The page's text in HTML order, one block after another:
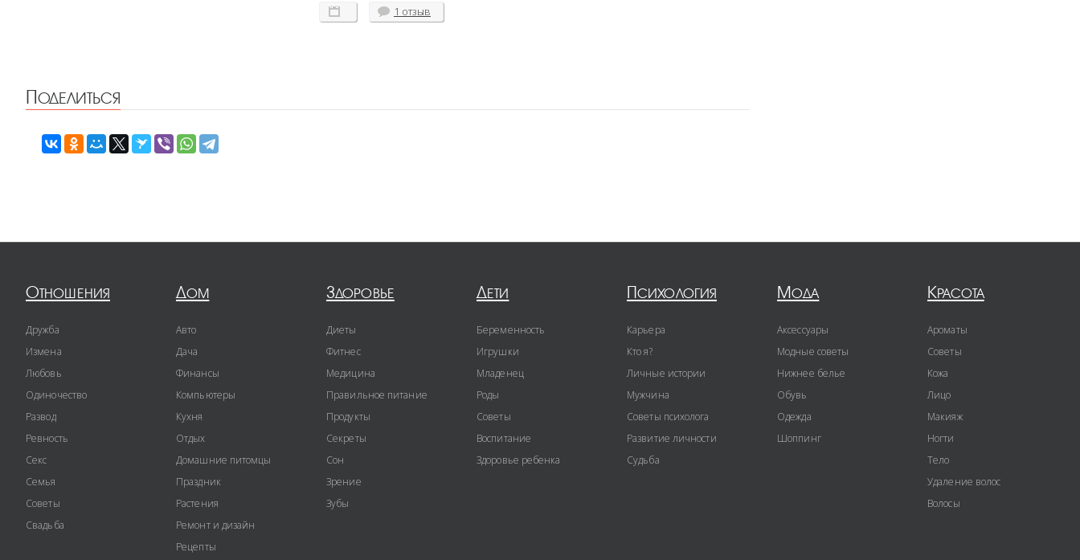
1 отзыв
Поделиться
Отношения
Дружба
Измена
Любовь
Одиночество
Развод
Ревность
Секс
Семья
Советы
Свадьба
Дом
Авто
Дача
Финансы
Компьютеры
Кухня
Отдых
Домашние питомцы
Праздник
Растения
Ремонт и дизайн
Рецепты
Здоровье
Диеты
Фитнес
Медицина
Правильное питание
Продукты
Секреты
Сон
Зрение
Зубы
Дети
Беременность
Игрушки
Младенец
Роды
Советы
Воспитание
Здоровье ребенка
Психология
Карьера
Кто я?
Личные истории
Мужчина
Советы психолога
Развитие личности
Судьба
Мода
Аксессуары
Модные советы
Нижнее белье
Обувь
Одежда
Шоппинг
Красота
Ароматы
Советы
Кожа
Лицо
Макияж
Ногти
Тело
Удаление волос
Волосы